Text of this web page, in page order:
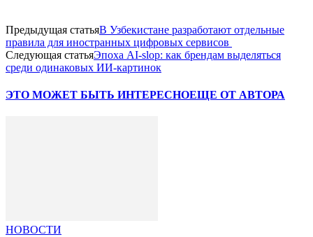
Предыдущая статьяВ Узбекистане разработают отдельные
правила для иностранных цифровых сервисов
Следующая статьяЭпоха AI-slop: как брендам выделяться
среди одинаковых ИИ-картинок
ЭТО МОЖЕТ БЫТЬ ИНТЕРЕСНОЕЩЕ ОТ АВТОРА
НОВОСТИ